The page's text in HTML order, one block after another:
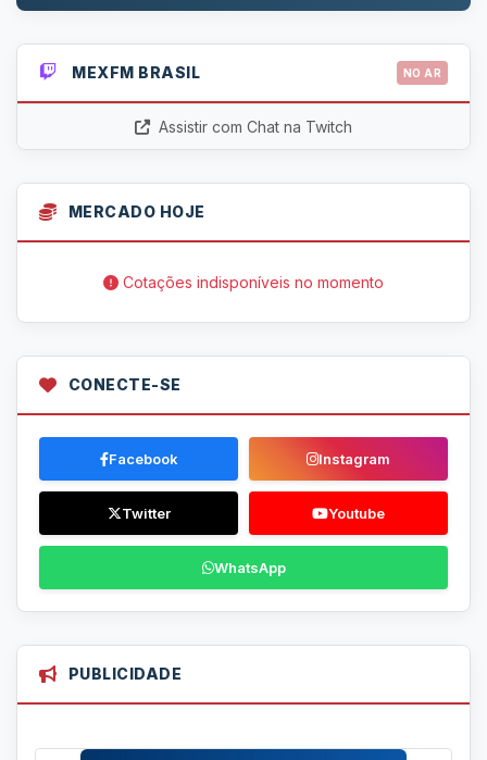
MEXFM BRASIL NO AR
Assistir com Chat na Twitch
MERCADO HOJE
Cotações indisponíveis no momento
CONECTE-SE
Facebook Instagram
Twitter Youtube
WhatsApp
PUBLICIDADE